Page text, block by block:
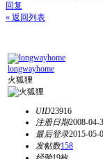
回复
« 返回列表
longwayhome
火狐狸
UID23916
注册日期2008-04-
最后登录2015-05-
发帖数158